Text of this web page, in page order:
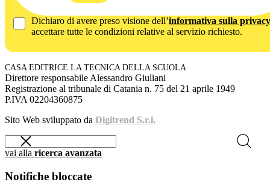
Dichiaro di avere preso visione dell’informativa sulla privacy
accettare tutte le condizioni relative al servizio richiesto.
CASA EDITRICE LA TECNICA DELLA SCUOLA
Direttore responsabile Alessandro Giuliani
Registrazione al tribunale di Catania n. 75 del 21 aprile 1949
P.IVA 02204360875
Sito Web sviluppato da Digitrend S.r.l.
vai alla ricerca avanzata
Notifiche bloccate